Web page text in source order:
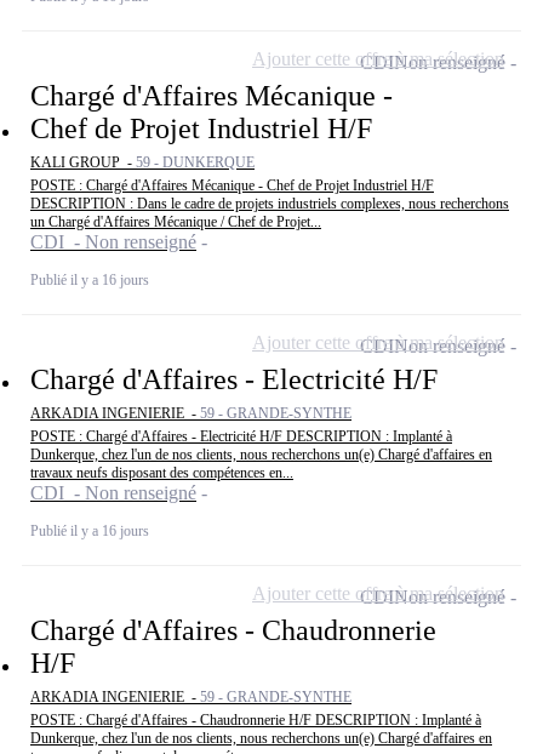
Chargé d'Affaires Mécanique -
Chef de Projet Industriel H/F
KALI GROUP - 59 - DUNKERQUE
POSTE : Chargé d'Affaires Mécanique - Chef de Projet Industriel H/F
DESCRIPTION : Dans le cadre de projets industriels complexes, nous recherchons
un Chargé d'Affaires Mécanique / Chef de Projet...
CDI - Non renseigné
Publié il y a 16 jours
CDINon renseigné
Ajouter cette offre à ma sélection
Chargé d'Affaires - Electricité H/F
ARKADIA INGENIERIE - 59 - GRANDE-SYNTHE
POSTE : Chargé d'Affaires - Electricité H/F DESCRIPTION : Implanté à
Dunkerque, chez l'un de nos clients, nous recherchons un(e) Chargé d'affaires en
travaux neufs disposant des compétences en...
CDI - Non renseigné
Publié il y a 16 jours
CDINon renseigné
Ajouter cette offre à ma sélection
Chargé d'Affaires - Chaudronnerie
H/F
ARKADIA INGENIERIE - 59 - GRANDE-SYNTHE
POSTE : Chargé d'Affaires - Chaudronnerie H/F DESCRIPTION : Implanté à
Dunkerque, chez l'un de nos clients, nous recherchons un(e) Chargé d'affaires en
CDINon renseigné
Ajouter cette offre à ma sélection